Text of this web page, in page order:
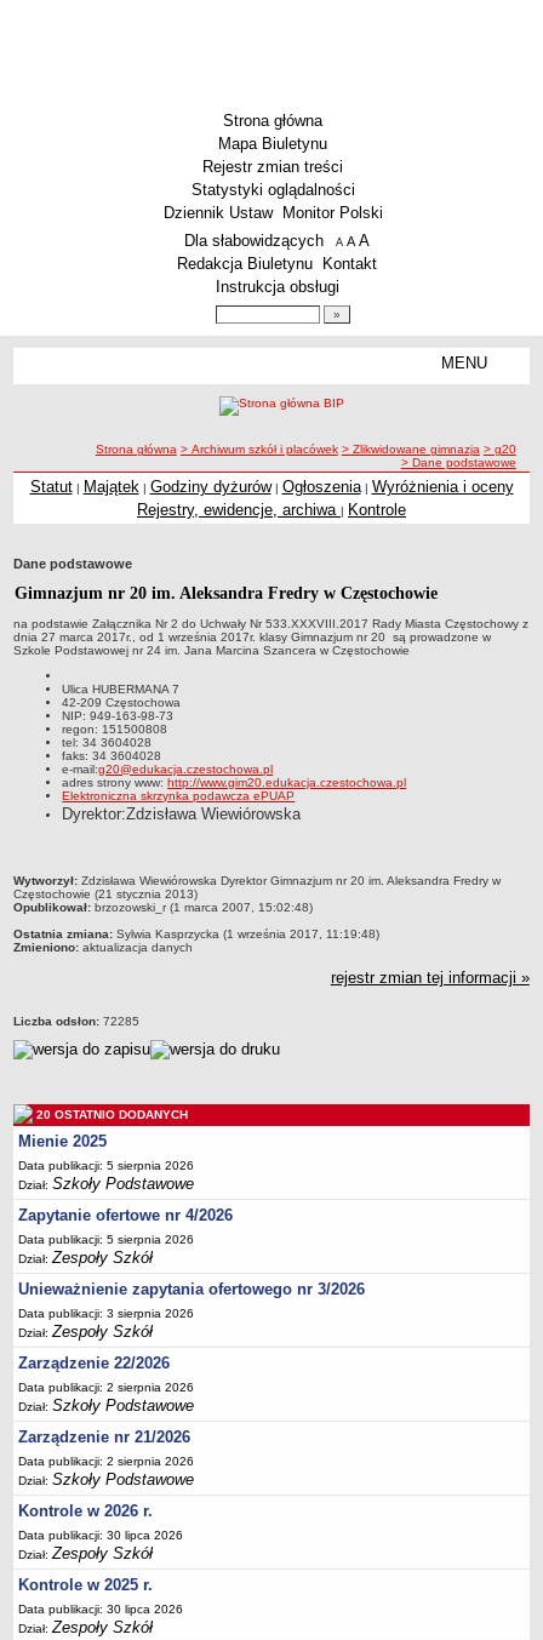
Strona główna
Mapa Biuletynu
Rejestr zmian treści
Statystyki oglądalności
Dziennik Ustaw
Monitor Polski
Menu dodatkowe
Dla słabowidzących A pomniejsz czcionkę
A standardowy rozmiar czcionki
A
Redakcja Biuletynu
Kontakt
Instrukcja obsługi
MENU
Zespoły Szkół
Techniczne Zakłady Naukowe
Przedszkola Miejskie
ARCHIWUM SZKÓŁ I PLACÓWEK
Zlikwidowane gimnazja
Przekształcone szkoły i placówki
Wielofunkcyjna Placówka
SPECJALNE OŚRODKI SZKOLNO-WYCHOWAWCZE
Specjalny Ośrodek nr 1
Specjalny Ośrodek nr 5
BURSA MIEJSKA
Dane podstawowe
Majątek
Godziny dyżurów
Ogłoszenie
Kontrole
Rejestry, ewidencje, archiwa
Deklaracja dostępności
PORADNIE PSYCHOLOGICZNO-PEDAGOGICZNE
Zespół Poradni
BIURO FINANSÓW OŚWIATY
Dane podstawowe
Statut
Majątek
Godziny dyżurów
Ogłoszenia
Zarządzenia
Rejestry, ewidencje, archiwa
Kontrole
PONOWNE WYKORZYSTYWANIE
Sprawozdania
Deklaracja dostępności
DEKLARACJA DOSTĘPNOŚCI
OŚWIADCZENIA MAJĄTKOWE
PONOWNE WYKORZYSTYWANIE
UDOSTĘPNIANIE INFORMACJI PUBLICZNEJ
ścieżka nawigacji
Strona główna > Archiwum szkół i placówek > Zlikwidowane gimnazja > g20
> Dane podstawowe
Statut| Majątek | Godziny dyżurów| Ogłoszenia| Wyróżnienia i oceny
Rejestry, ewidencje, archiwa | Kontrole
Dane podstawowe
Gimnazjum nr 20 im. Aleksandra Fredry w Częstochowie
na podstawie Załącznika Nr 2 do Uchwały Nr 533.XXXVIII.2017 Rady Miasta Częstochowy z
dnia 27 marca 2017r., od 1 września 2017r. klasy Gimnazjum nr 20 są prowadzone w
Szkole Podstawowej nr 24 im. Jana Marcina Szancera w Częstochowie
Ulica HUBERMANA 7
42-209 Częstochowa
NIP: 949-163-98-73
regon: 151500808
tel: 34 3604028
faks: 34 3604028
e-mail:g20@edukacja.czestochowa.pl
adres strony www:http://www.gim20.edukacja.czestochowa.pl
Elektroniczna skrzynka podawcza ePUAP
Dyrektor:Zdzisława Wiewiórowska
metryczka
Wytworzył: Zdzisława Wiewiórowska Dyrektor Gimnazjum nr 20 im. Aleksandra Fredry w
Częstochowie (21 stycznia 2013)
Opublikował: brzozowski_r (1 marca 2007, 15:02:48)
Ostatnia zmiana: Sylwia Kasprzycka (1 września 2017, 11:19:48)
Zmieniono: aktualizacja danych
rejestr zmian tej informacji »
Liczba odsłon: 72285
20 OSTATNIO DODANYCH
Mienie 2025
Data publikacji: 5 sierpnia 2026
Dział:Szkoły Podstawowe
Zapytanie ofertowe nr 4/2026
Data publikacji: 5 sierpnia 2026
Dział:Zespoły Szkół
Unieważnienie zapytania ofertowego nr 3/2026
Data publikacji: 3 sierpnia 2026
Dział:Zespoły Szkół
Zarządzenie 22/2026
Data publikacji: 2 sierpnia 2026
Dział:Szkoły Podstawowe
Zarządzenie nr 21/2026
Data publikacji: 2 sierpnia 2026
Dział:Szkoły Podstawowe
Kontrole w 2026 r.
Data publikacji: 30 lipca 2026
Dział:Zespoły Szkół
Kontrole w 2025 r.
Data publikacji: 30 lipca 2026
Dział:Zespoły Szkół